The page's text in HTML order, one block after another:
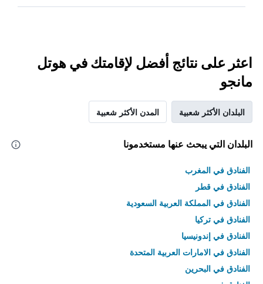
اعثر على نتائج أفضل لإقامتك في هوتل
مانجو
البلدان الأكثر شعبية المدن الأكثر شعبية
البلدان التي يبحث عنها مستخدمونا
الفنادق في المغرب
الفنادق في قطر
الفنادق في المملكة العربية السعودية
الفنادق في تركيا
الفنادق في إندونيسيا
الفنادق في الامارات العربية المتحدة
الفنادق في البحرين